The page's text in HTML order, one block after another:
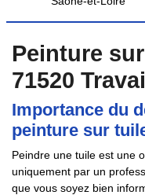
Peinture
71520
Importance du
peinture sur
Peindre une tuile est une
uniquement par un
que vous soyez bien